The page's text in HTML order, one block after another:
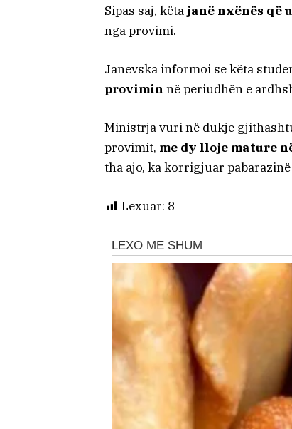
Sipas saj, këta janë nxënës që
nga provimi.
Janevska informoi se këta
provimin në periudhën e
Ministrja vuri në dukje
provimit, me dy lloje mature
tha ajo, ka korrigjuar
Lexuar: 8